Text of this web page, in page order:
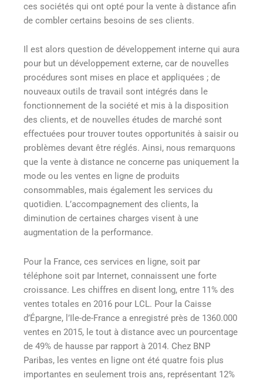
ces sociétés qui ont opté pour la vente à distance afin
de combler certains besoins de ses clients.
Il est alors question de développement interne qui aura
pour but un développement externe, car de nouvelles
procédures sont mises en place et appliquées ; de
nouveaux outils de travail sont intégrés dans le
fonctionnement de la société et mis à la disposition
des clients, et de nouvelles études de marché sont
effectuées pour trouver toutes opportunités à saisir ou
problèmes devant être réglés. Ainsi, nous remarquons
que la vente à distance ne concerne pas uniquement la
mode ou les ventes en ligne de produits
consommables, mais également les services du
quotidien. L’accompagnement des clients, la
diminution de certaines charges visent à une
augmentation de la performance.
Pour la France, ces services en ligne, soit par
téléphone soit par Internet, connaissent une forte
croissance. Les chiffres en disent long, entre 11% des
ventes totales en 2016 pour LCL. Pour la Caisse
d’Épargne, l’Ile-de-France a enregistré près de 1360.000
ventes en 2015, le tout à distance avec un pourcentage
de 49% de hausse par rapport à 2014. Chez BNP
Paribas, les ventes en ligne ont été quatre fois plus
importantes en seulement trois ans, représentant 12%